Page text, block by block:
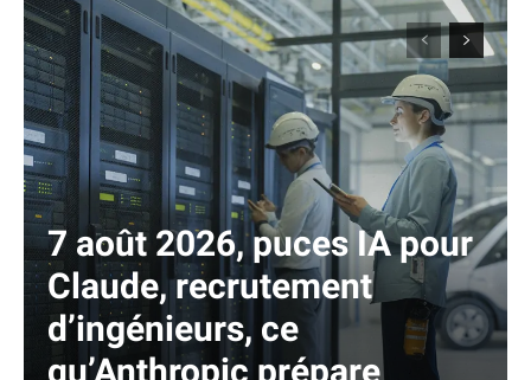
7 août 2026, puces IA pour
Claude, recrutement
d’ingénieurs, ce
qu’Anthropic prépare